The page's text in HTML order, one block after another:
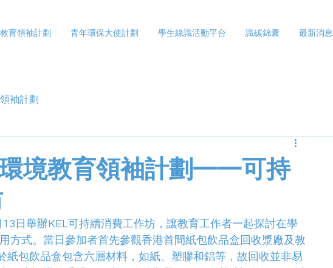
育領袖計劃 青年環保大使計劃 學生綠識活動平台 識碳錦囊 最新消息
袖計劃
環境教育領袖計劃——可持
日舉辦KEL可持續消費工作坊，讓教育工作者一起探討在學
方式。當日參加者首先參觀香港首間紙包飲品盒回收漿廠及教
紙包飲品盒包含六層材料，如紙、塑膠和鋁等，故回收並非易